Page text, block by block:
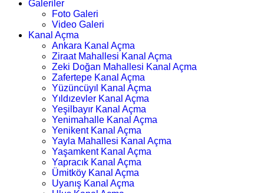
Galeriler
Foto Galeri
Video Galeri
Kanal Açma
Ankara Kanal Açma
Ziraat Mahallesi Kanal Açma
Zeki Doğan Mahallesi Kanal Açma
Zafertepe Kanal Açma
Yüzüncüyıl Kanal Açma
Yıldızevler Kanal Açma
Yeşilbayır Kanal Açma
Yenimahalle Kanal Açma
Yenikent Kanal Açma
Yayla Mahallesi Kanal Açma
Yaşamkent Kanal Açma
Yapracık Kanal Açma
Ümitköy Kanal Açma
Uyanış Kanal Açma